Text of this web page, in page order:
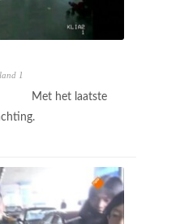
1
Met het laatste